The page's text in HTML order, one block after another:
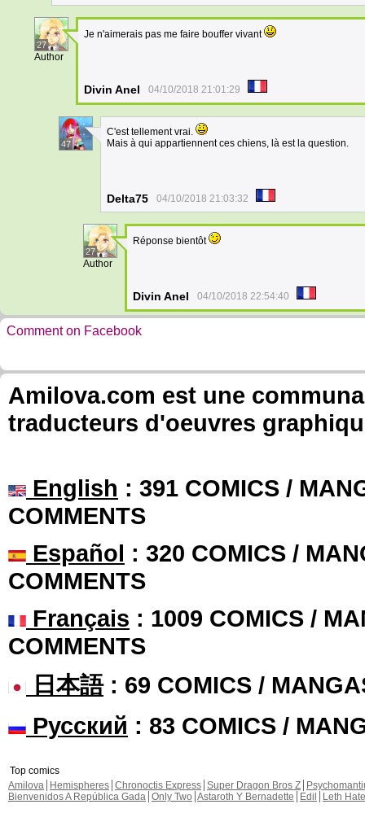
27
Author
Je n'aimerais pas me faire bouffer vivant
Divin Anel 04/10/2018 21:01:29
47
C'est tellement vrai.
Mais à qui appartiennent ces chiens, là est la question.
Delta75 04/10/2018 21:03:32
27
Author
Réponse bientôt
Divin Anel 04/10/2018 22:54:40
Comment on Facebook
Amilova.com est une
traducteurs d'oeuvres
English : 391 COMICS /
COMMENTS
Español : 320 COMICS /
COMMENTS
Français : 1009 COMICS /
COMMENTS
日本語: 69 COMICS /
Русский : 83 COMICS /
Top comics
Amilova
Hemispheres Chronoctis Express Super Dragon Bros Z
Bienvenidos A República Gada Only Two Astaroth Y Bernadette Edil
Leth Hate